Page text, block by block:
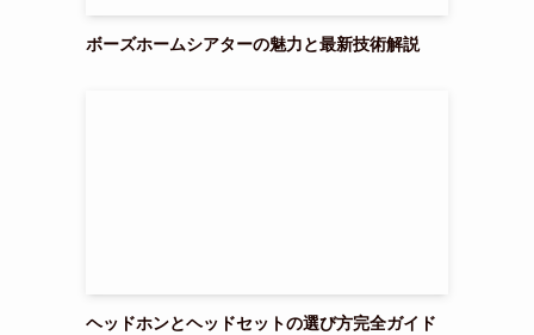
ボーズホームシアターの魅力と最新技術解説
ヘッドホンとヘッドセットの選び方完全ガイド